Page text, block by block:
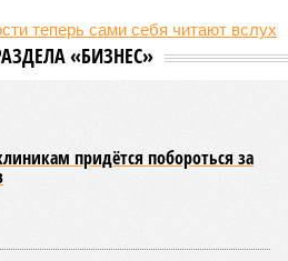
«БИЗНЕС»
придётся побороться за